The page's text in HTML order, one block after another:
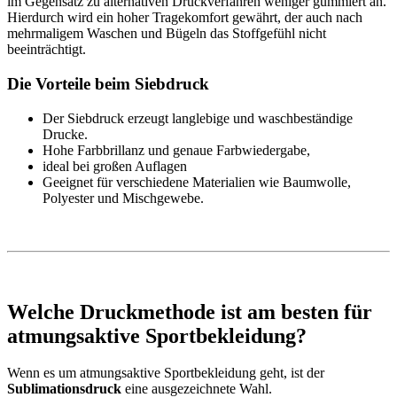
Hierdurch wird ein hoher Tragekomfort gewährt, der auch nach
mehrmaligem Waschen und Bügeln das Stoffgefühl nicht
beeinträchtigt.
Die Vorteile beim Siebdruck
Der Siebdruck erzeugt langlebige und waschbeständige
Drucke.
Hohe Farbbrillanz und genaue Farbwiedergabe,
ideal bei großen Auflagen
Geeignet für verschiedene Materialien wie Baumwolle,
Polyester und Mischgewebe.
Welche Druckmethode ist am besten für
atmungsaktive Sportbekleidung?
Wenn es um atmungsaktive Sportbekleidung geht, ist der
Sublimationsdruck eine ausgezeichnete Wahl.